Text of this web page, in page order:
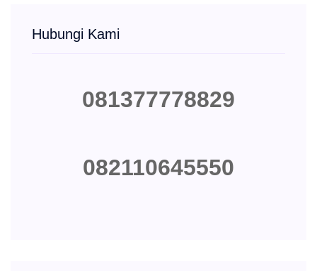
Hubungi Kami
081377778829
082110645550